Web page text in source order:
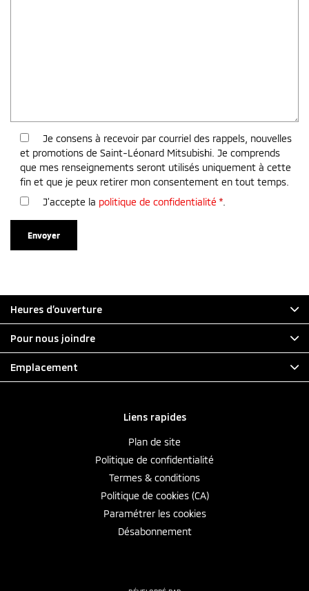
Je consens à recevoir par courriel des rappels, nouvelles
et promotions de Saint-Léonard Mitsubishi. Je comprends
que mes renseignements seront utilisés uniquement à cette
fin et que je peux retirer mon consentement en tout temps.
J’accepte la politique de confidentialité *
Liens rapides
Plan de site
Politique de confidentialité
Termes & conditions
Politique de cookies (CA)
Paramétrer les cookies
Désabonnement
Heures d’ouverture
Pour nous joindre
Emplacement